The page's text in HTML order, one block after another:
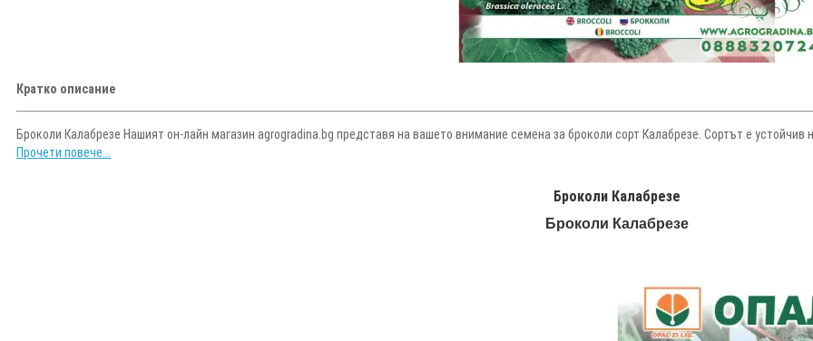
Кратко описание
Броколи Калабрезе Нашият он-лайн магазин agrogradina.bg представя на вашето внимание семена за броколи сорт Калабрезе. Сортът е устойчив
Прочети повече...
Броколи Калабрезе
Броколи Калабрезе